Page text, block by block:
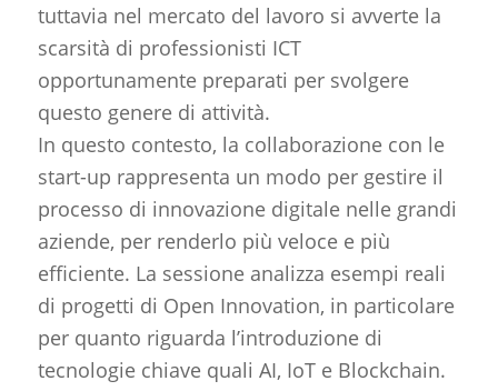
tuttavia nel mercato del lavoro si avverte la
scarsità di professionisti ICT
opportunamente preparati per svolgere
questo genere di attività.
In questo contesto, la collaborazione con le
start-up rappresenta un modo per gestire il
processo di innovazione digitale nelle grandi
aziende, per renderlo più veloce e più
efficiente. La sessione analizza esempi reali
di progetti di Open Innovation, in particolare
per quanto riguarda l’introduzione di
tecnologie chiave quali AI, IoT e Blockchain.